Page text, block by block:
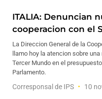
ITALIA: Denuncian
cooperacion con el
La Direccion General de la
llamo hoy la atencion sobre
Tercer Mundo en el
Parlamento.
Corresponsal de IPS 10